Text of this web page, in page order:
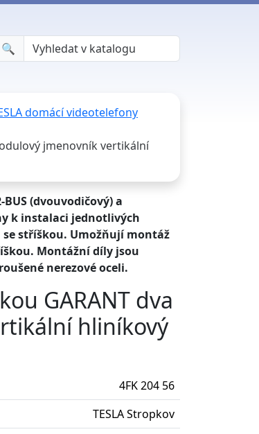
🔍︎
domácí videotelefony
jmenovník vertikální
(dvouvodičový) a
k instalaci jednotlivých
stříškou. Umožňují montáž
Montážní díly jsou
nerezové oceli.
GARANT dva
hliníkový
4FK 204 56
TESLA Stropkov